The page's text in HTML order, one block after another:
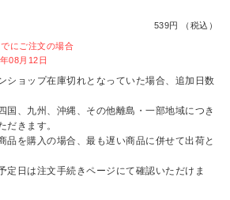
539円 （税込）
にご注文の場合
08月12日
ショップ在庫切れとなっていた場合、追加日数
、九州、沖縄、その他離島・一部地域につき
だきます。
を購入の場合、最も遅い商品に併せて出荷と
日は注文手続きページにて確認いただけま